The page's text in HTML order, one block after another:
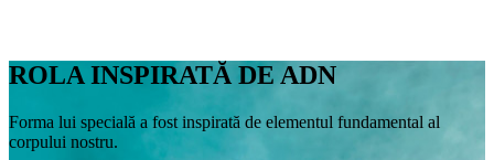
ROLA INSPIRATĂ DE ADN
Forma lui specială a fost inspirată de elementul fundamental al
corpului nostru.